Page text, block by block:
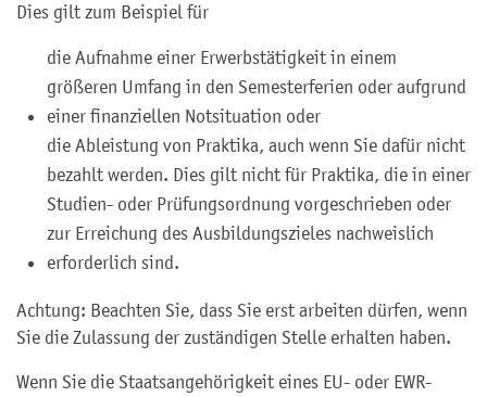
Dies gilt zum Beispiel für
die Aufnahme einer Erwerbstätigkeit in einem
größeren Umfang in den Semesterferien oder aufgrund
einer finanziellen Notsituation oder
die Ableistung von Praktika, auch wenn Sie dafür nicht
bezahlt werden. Dies gilt nicht für Praktika, die in einer
Studien- oder Prüfungsordnung vorgeschrieben oder
zur Erreichung des Ausbildungszieles nachweislich
erforderlich sind.
Achtung: Beachten Sie, dass Sie erst arbeiten dürfen, wenn
Sie die Zulassung der zuständigen Stelle erhalten haben.
Wenn Sie die Staatsangehörigkeit eines EU- oder EWR-